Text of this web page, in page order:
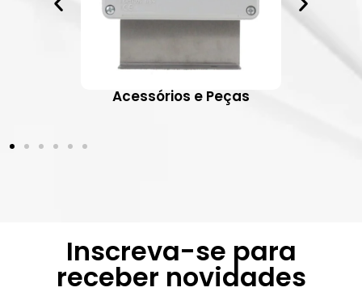
Acessórios e Peças
Inscreva-se para
receber novidades